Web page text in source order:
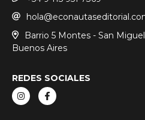
Barrio 5 Montes - San
Buenos Aires
REDES SOCIALES